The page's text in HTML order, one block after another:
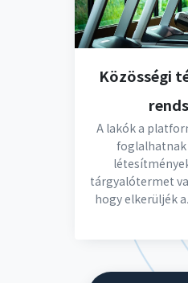
Közösségi
A lakók a
tárgyalótermet
hogy elkerüljék